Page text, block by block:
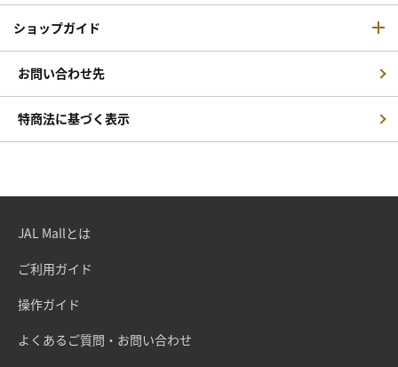
ショップガイド
お問い合わせ先
特商法に基づく表示
JAL Mallとは
ご利用ガイド
操作ガイド
よくあるご質問・お問い合わせ